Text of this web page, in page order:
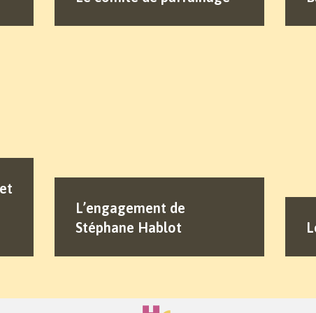
L’engagement de
Stéphane Hablot